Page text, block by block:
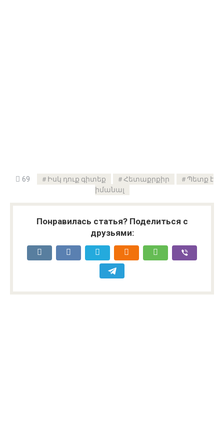
69 Իսկ դուք գիտեք Հետաքրքիր
Պետք է
իմանալ
Понравилась статья? Поделиться с
друзьями: